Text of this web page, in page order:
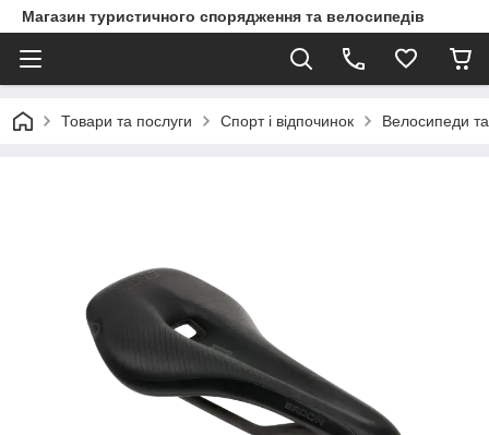
Магазин туристичного спорядження та велосипедів
Товари та послуги Спорт і відпочинок Велосипеди